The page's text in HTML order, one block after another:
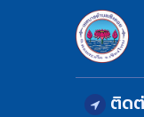
ติด